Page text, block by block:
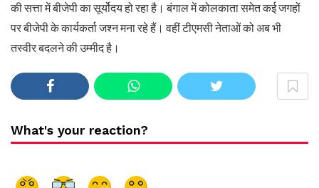
की सत्ता में बीजेपी का सूर्योदय हो रहा है। बंगाल में कोलकाता समेत कई जगहों
पर बीजेपी के कार्यकर्ता जश्न मना रहे हैं। वहीं टीएमसी नेताओं को अब भी
तस्वीर बदलने की उम्मीद है।
What's your reaction?